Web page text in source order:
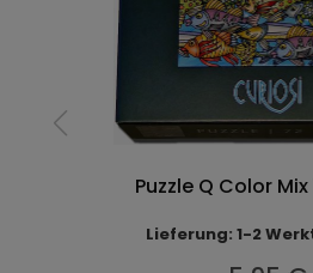
Puzzle Q Color
Lieferung: 1-2